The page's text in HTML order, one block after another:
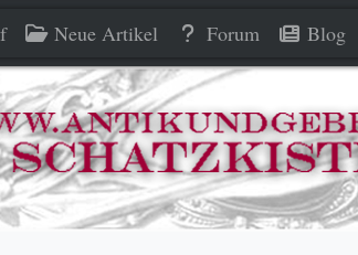
Neue Artikel Forum Blog
Zürich Zuckerzange 90
Zürich Zuckerzange 90